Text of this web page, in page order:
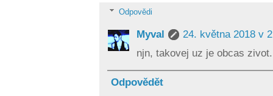
Odpovědi
Myval
24. května 2018 v
njn, takovej uz je obcas zivot.
Odpovědět